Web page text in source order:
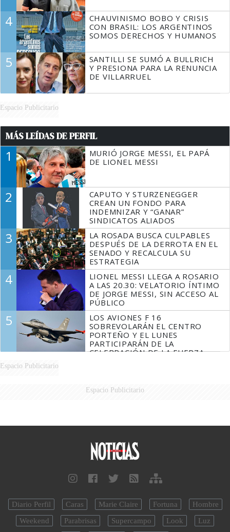
4
CHAUVINISMO BOBO Y CRISIS
CON BRASIL: LOS ARGENTINOS
SOMOS DERECHOS Y HUMANOS
5
SANTILLI SE SUMÓ A BULLRICH
Y PRESIONA PARA LA RENUNCIA
DE VILLARRUEL
Espacio Publicitario
MÁS LEÍDAS DE PERFIL
1
MURIÓ JORGE MESSI, EL PAPÁ
DE LIONEL MESSI
2
CAPUTO Y STURZENEGGER
CREAN UN FONDO PARA
INDEMNIZAR Y “GANAR”
SINDICATOS ALIADOS
3
LA ROSADA BUSCA CULPABLES
DESPUÉS DE LA DERROTA EN EL
SENADO Y RECALCULA SU
ESTRATEGIA
4
LIONEL MESSI LLEGA A ROSARIO
A LAS 20.30: VELATORIO ÍNTIMO
DE JORGE MESSI, SIN ACCESO AL
PÚBLICO
5
LOS AVIONES F 16
SOBREVOLARÁN EL CENTRO
PORTEÑO Y EL LUNES
PARTICIPARÁN DE LA
CELEBRACIÓN DE LA FUERZA
Espacio Publicitario
Espacio Publicitario
Diario Perfil Caras Marie Claire Fortuna
Hombre
Weekend
Parabrisas Supercampo Look Luz